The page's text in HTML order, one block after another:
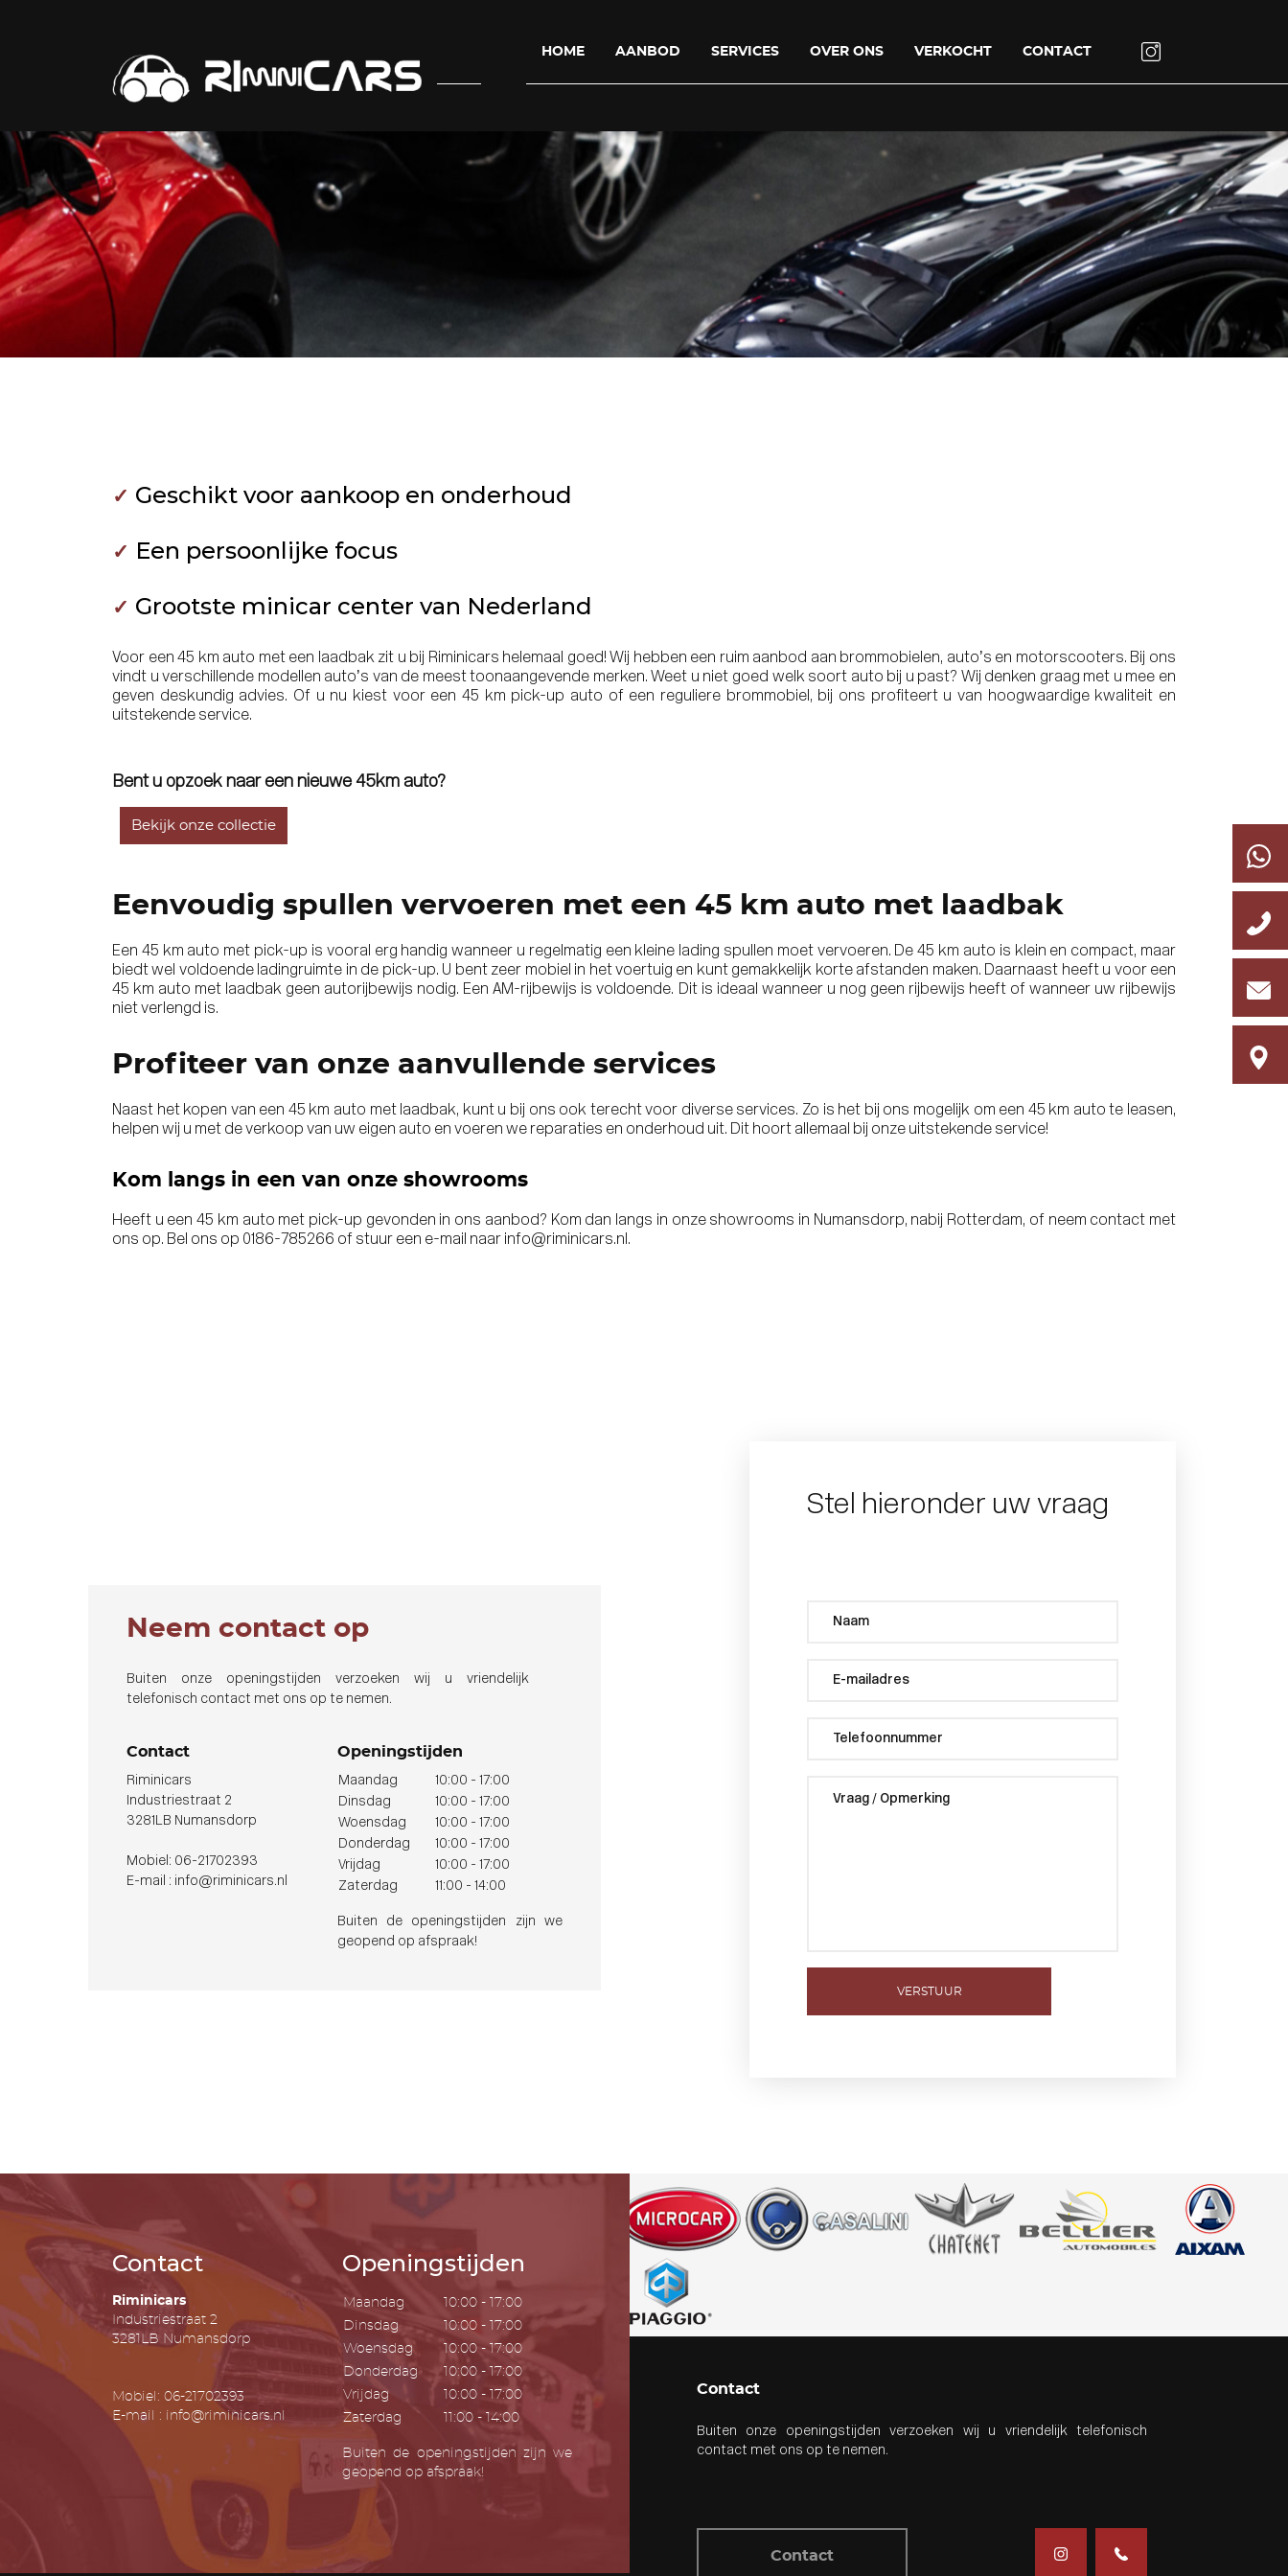
HOME AANBOD SERVICES OVER ONS VERKOCHT CONTACT
✓ Geschikt voor aankoop en onderhoud
✓ Een persoonlijke focus
✓ Grootste minicar center van Nederland
Voor een 45 km auto met een laadbak zit u bij Riminicars helemaal goed! Wij hebben een ruim aanbod aan brommobielen, auto’s en motorscooters. Bij ons
vindt u verschillende modellen auto’s van de meest toonaangevende merken. Weet u niet goed welk soort auto bij u past? Wij denken graag met u mee en
geven deskundig advies. Of u nu kiest voor een 45 km pick-up auto of een reguliere brommobiel, bij ons profiteert u van hoogwaardige kwaliteit en
uitstekende service.
Bent u opzoek naar een nieuwe 45km auto?
Bekijk onze collectie
Eenvoudig spullen vervoeren met een 45 km auto met laadbak
Een 45 km auto met pick-up is vooral erg handig wanneer u regelmatig een kleine lading spullen moet vervoeren. De 45 km auto is klein en compact, maar
biedt wel voldoende ladingruimte in de pick-up. U bent zeer mobiel in het voertuig en kunt gemakkelijk korte afstanden maken. Daarnaast heeft u voor een
45 km auto met laadbak geen autorijbewijs nodig. Een AM-rijbewijs is voldoende. Dit is ideaal wanneer u nog geen rijbewijs heeft of wanneer uw rijbewijs
niet verlengd is.
Profiteer van onze aanvullende services
Naast het kopen van een 45 km auto met laadbak, kunt u bij ons ook terecht voor diverse services. Zo is het bij ons mogelijk om een 45 km auto te leasen,
helpen wij u met de verkoop van uw eigen auto en voeren we reparaties en onderhoud uit. Dit hoort allemaal bij onze uitstekende service!
Kom langs in een van onze showrooms
Heeft u een 45 km auto met pick-up gevonden in ons aanbod? Kom dan langs in onze showrooms in Numansdorp, nabij Rotterdam, of neem contact met
ons op. Bel ons op 0186-785266 of stuur een e-mail naar info@riminicars.nl.
Neem contact op
Buiten onze openingstijden verzoeken wij u vriendelijk
telefonisch contact met ons op te nemen.
Contact
Riminicars
Industriestraat 2
3281LB Numansdorp
Mobiel: 06-21702393
E-mail : info@riminicars.nl
Openingstijden
Maandag
10:00 - 17:00
Dinsdag
10:00 - 17:00
Woensdag
10:00 - 17:00
Donderdag
10:00 - 17:00
Vrijdag
10:00 - 17:00
Zaterdag
11:00 - 14:00
Buiten de openingstijden zijn we
geopend op afspraak!
Stel hieronder uw vraag
VERSTUUR
Contact
Riminicars
Industriestraat 2
3281LB Numansdorp
Mobiel: 06-21702393
E-mail : info@riminicars.nl
Openingstijden
Maandag
10:00 - 17:00
Dinsdag
10:00 - 17:00
Woensdag
10:00 - 17:00
Donderdag
10:00 - 17:00
Vrijdag
10:00 - 17:00
Zaterdag
11:00 - 14:00
Buiten de openingstijden zijn we
geopend op afspraak!
Contact
Buiten onze openingstijden verzoeken wij u vriendelijk telefonisch
contact met ons op te nemen.
Contact